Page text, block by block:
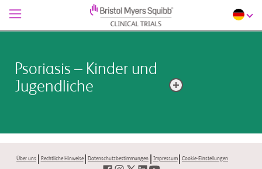
Psoriasis – Kinder und
Jugendliche
Flecken auf der Haut verursacht. Bis zu 40 % der
16 Jahre alt sind, und 10 % bekommen sie bereits,
Über uns Rechtliche Hinweise Datenschutzbestimmungen Impressum Cookie-Einstellungen